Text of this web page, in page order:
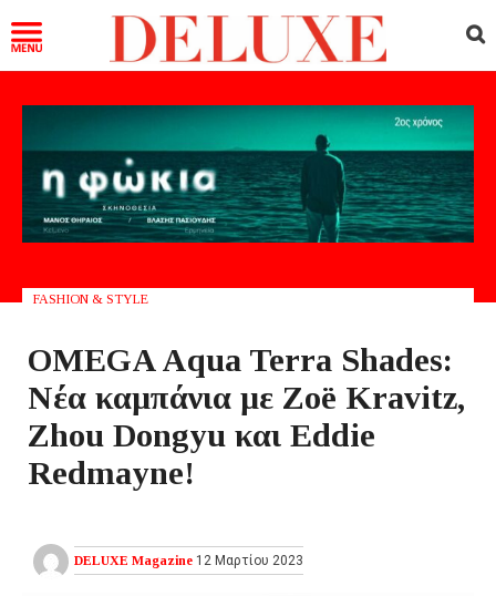
FASHION & STYLE
OMEGA Aqua Terra Shades:
Νέα καμπάνια με Zoë Kravitz,
Zhou Dongyu και Eddie
Redmayne!
DELUXE Magazine 12 Μαρτίου 2023